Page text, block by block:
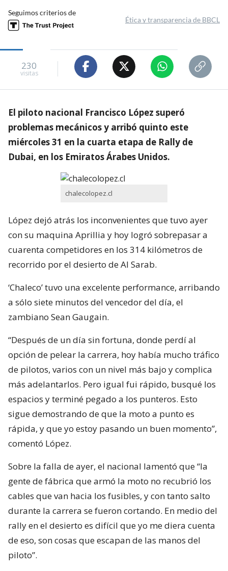
Seguimos criterios de
Ética y transparencia de BBCL
230
visitas
El piloto nacional Francisco López superó
problemas mecánicos y arribó quinto este
miércoles 31 en la cuarta etapa de Rally de
Dubai, en los Emiratos Árabes Unidos.
chalecolopez.cl
López dejó atrás los inconvenientes que tuvo ayer
con su maquina Aprillia y hoy logró sobrepasar a
cuarenta competidores en los 314 kilómetros de
recorrido por el desierto de Al Sarab.
‘Chaleco’ tuvo una excelente performance, arribando
a sólo siete minutos del vencedor del día, el
zambiano Sean Gaugain.
“Después de un día sin fortuna, donde perdí al
opción de pelear la carrera, hoy había mucho tráfico
de pilotos, varios con un nivel más bajo y complica
más adelantarlos. Pero igual fui rápido, busqué los
espacios y terminé pegado a los punteros. Esto
sigue demostrando de que la moto a punto es
rápida, y que yo estoy pasando un buen momento”,
comentó López.
Sobre la falla de ayer, el nacional lamentó que “la
gente de fábrica que armó la moto no recubrió los
cables que van hacia los fusibles, y con tanto salto
durante la carrera se fueron cortando. En medio del
rally en el desierto es difícil que yo me diera cuenta
de eso, son cosas que escapan de las manos del
piloto”.